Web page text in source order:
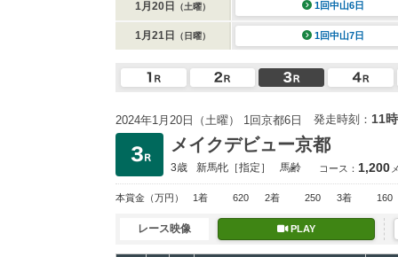
1月20日 （土曜） 1回中山6日
1月21日 （日曜） 1回中山7日
2024年1月20日（土曜） 1回京都6日 発走時刻： 11
メイクデビュー京都
3歳 新馬牝［指定］ 馬齢 コース： 1,200
本賞金 （万円） 1着 620 2着 250 3着 160
レース映像 PLAY